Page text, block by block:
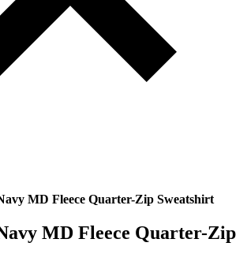
MD Fleece Quarter-Zip Sweatshirt
MD Fleece Quarter-Zip